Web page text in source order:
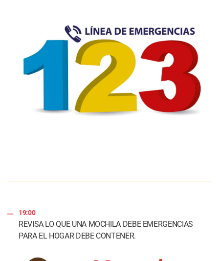
19:00
REVISA LO QUE UNA MOCHILA DEBE EMERGENCIAS
PARA EL HOGAR DEBE CONTENER.